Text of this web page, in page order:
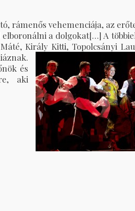
rámenős vehemenciája, az
a dolgokat[…] A
Király Kitti, Topolcsányi
és
aki